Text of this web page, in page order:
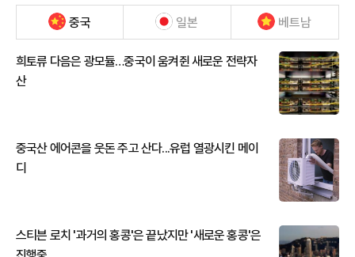
중국 일본 베트남
희토류 다음은 광모듈…중국이 움켜쥔 새로운 전략자
산
중국산 에어콘을 웃돈 주고 산다...유럽 열광시킨 메이
디
스티븐 로치 '과거의 홍콩'은 끝났지만 '새로운 홍콩'은